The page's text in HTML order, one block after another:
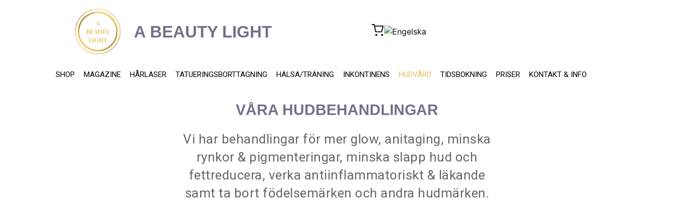
A BEAUTY LIGHT
SHOP MAGAZINE HÅRLASER TATUERINGSBORTTAGNING HÄLSA/TRÄNING INKONTINENS HUDVÅRD TIDSBOKNING PRISER KONTAKT & INFO
VÅRA HUDBEHANDLINGAR
Vi har behandlingar för mer glow, anitaging, minska
rynkor & pigmenteringar, minska slapp hud och
fettreducera, verka antiinflammatoriskt & läkande
samt ta bort födelsemärken och andra hudmärken.